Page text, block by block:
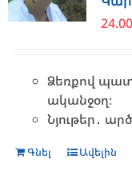
24.00
Ձեռքով
ականջօղ։
Նյութեր․
Գնել Ավելին